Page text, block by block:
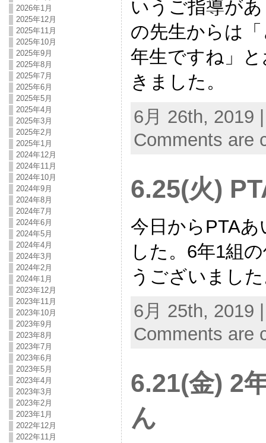
2026年1月
2025年12月
2025年11月
2025年10月
2025年9月
2025年8月
2025年7月
2025年6月
2025年5月
2025年4月
2025年3月
2025年2月
2025年1月
2024年12月
2024年11月
2024年10月
2024年9月
2024年8月
2024年7月
2024年6月
2024年5月
2024年4月
2024年3月
2024年2月
2024年1月
2023年12月
2023年11月
2023年10月
2023年9月
2023年8月
2023年7月
2023年6月
2023年5月
2023年4月
2023年3月
2023年2月
2023年1月
2022年12月
2022年11月
いうご指導が
の先生からは
年生ですね」
きました。
6月 26th, 2019
Comments are
6.25(火)
今日からPTA
した。6年1組
うございまし
6月 25th, 2019
Comments are
6.21(金) 2
ん